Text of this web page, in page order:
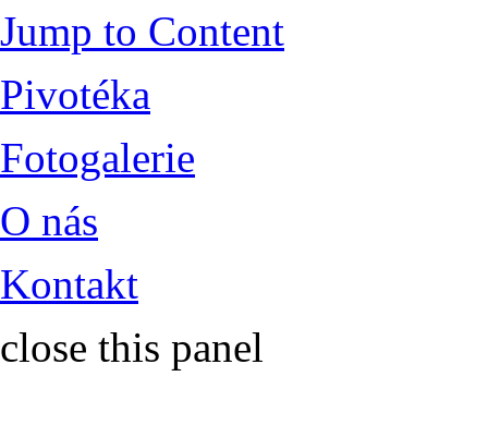
Jump to Content
Pivotéka
Fotogalerie
O nás
Kontakt
close this panel